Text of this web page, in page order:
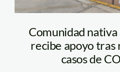
Comunidad nativa
recibe apoyo tras
casos de